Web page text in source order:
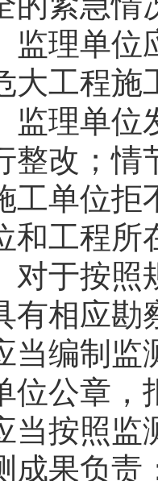
单位应
大工程
单位发
整改；
工单位
和工程
按照规
有相应
编制监
位公章
按照监
成果负